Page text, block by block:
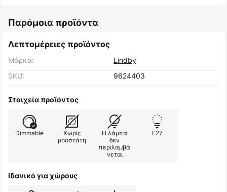
Παρόμοια προϊόντα
Λεπτομέρειες προϊόντος
Μάρκα:
Lindby
SKU:
9624403
Στοιχεία προϊόντος
Dimmable
Χωρίς
ροοστάτη
Η λάμπα
δεν
περιλαμβά
νεται
E27
Ιδανικό για χώρους